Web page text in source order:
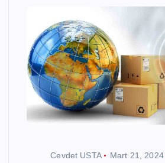
Cevdet USTA Mart 21, 2024